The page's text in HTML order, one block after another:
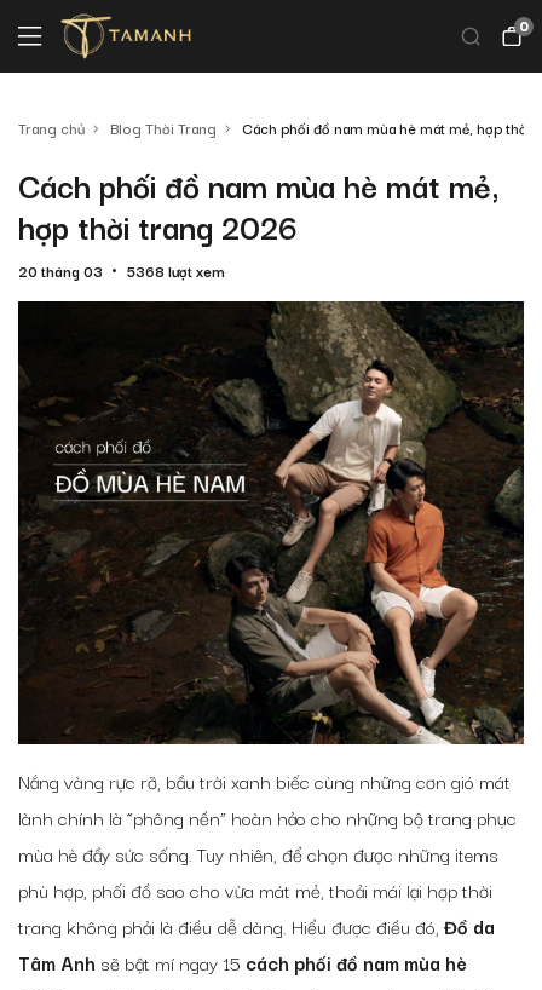
0
Trang chủ Blog Thời Trang Cách phối đồ nam mùa hè mát mẻ, hợp
Cách phối đồ nam mùa hè mát mẻ,
hợp thời trang 2026
20 tháng 03 5368 lượt xem
Nắng vàng rực rỡ, bầu trời xanh biếc cùng những cơn gió mát
lành chính là “phông nền” hoàn hảo cho những bộ trang phục
mùa hè đầy sức sống. Tuy nhiên, để chọn được những items
phù hợp, phối đồ sao cho vừa mát mẻ, thoải mái lại hợp thời
trang không phải là điều dễ dàng. Hiểu được điều đó, Đồ da
Tâm Anh sẽ bật mí ngay 15 cách phối đồ nam mùa hè